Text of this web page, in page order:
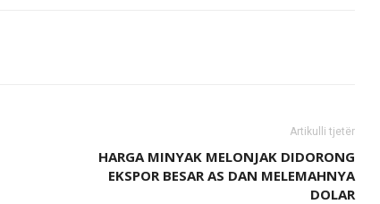
Artikulli tjetër
HARGA MINYAK MELONJAK DIDORONG
EKSPOR BESAR AS DAN MELEMAHNYA
DOLAR